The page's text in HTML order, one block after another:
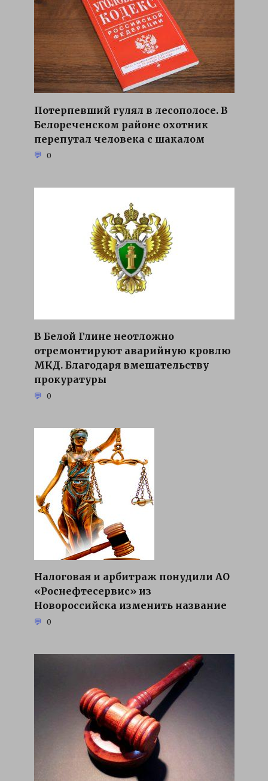
Потерпевший гулял в лесополосе. В
Белореченском районе охотник
перепутал человека с шакалом
0
В Белой Глине неотложно
отремонтируют аварийную кровлю
МКД. Благодаря вмешательству
прокуратуры
0
Налоговая и арбитраж понудили АО
«Роснефтесервис» из
Новороссийска изменить название
0